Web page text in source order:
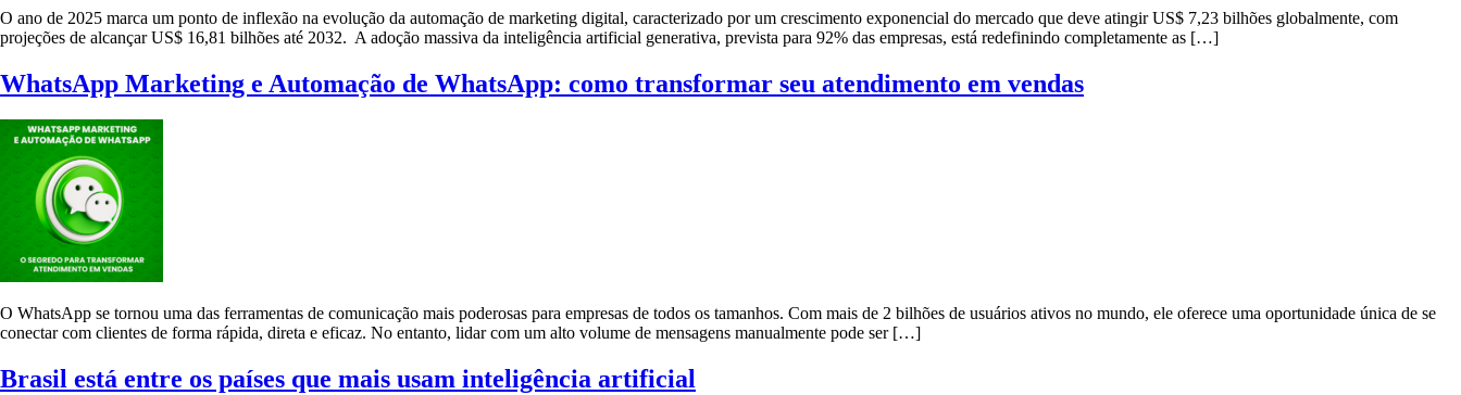
O ano de 2025 marca um ponto de inflexão na evolução da automação de marketing digital, caracterizado por um crescimento exponencial do mercado que deve atingir US$ 7,23 bilhões globalmente, com
projeções de alcançar US$ 16,81 bilhões até 2032. A adoção massiva da inteligência artificial generativa, prevista para 92% das empresas, está redefinindo completamente as […]
WhatsApp Marketing e Automação de WhatsApp: como transformar seu atendimento em vendas
O WhatsApp se tornou uma das ferramentas de comunicação mais poderosas para empresas de todos os tamanhos. Com mais de 2 bilhões de usuários ativos no mundo, ele oferece uma oportunidade única de se
conectar com clientes de forma rápida, direta e eficaz. No entanto, lidar com um alto volume de mensagens manualmente pode ser […]
Brasil está entre os países que mais usam inteligência artificial